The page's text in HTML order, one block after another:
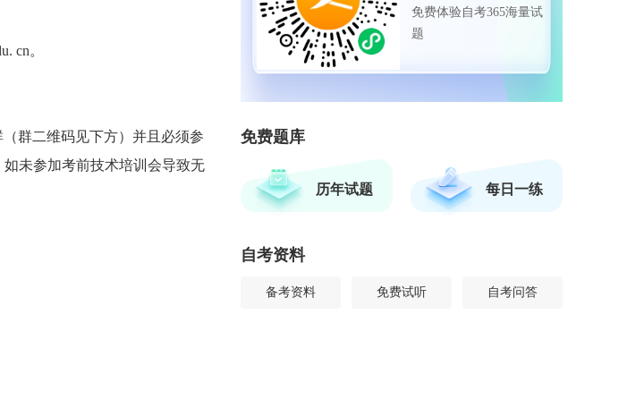
cn。
群二维码见下方）并且必须参
未参加考前技术培训会导致无
免费体验自考365海量试
题
免费题库
历年试题 每日一练
自考资料
备考资料 免费试听 自考问答